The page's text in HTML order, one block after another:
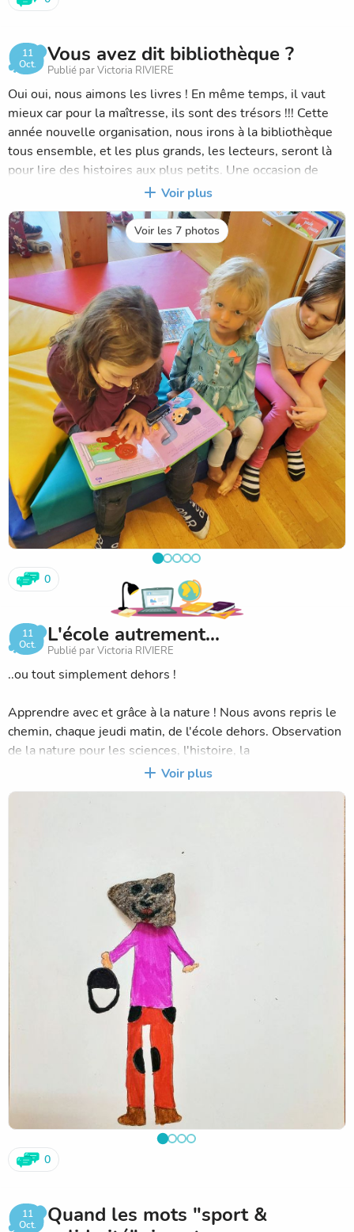
11
Oct.
Vous avez dit bibliothèque ?
Publié par Victoria RIVIERE
Oui oui, nous aimons les livres ! En même temps, il vaut
mieux car pour la maîtresse, ils sont des trésors !!! Cette
année nouvelle organisation, nous irons à la bibliothèque
tous ensemble, et les plus grands, les lecteurs, seront là
pour lire des histoires aux plus petits. Une occasion de
travailler la lecture à voix haute.
Puis des fois, la maîtresse, nous organisera une activité
particulière autour des livres ou d'un livre en particulier.
Mais surprise ! Nous vous en dirons plus à l'occasion.
Voir plus
Voir les 7 photos
0
11
Oct.
L'école autrement...
Publié par Victoria RIVIERE
..ou tout simplement dehors !
Apprendre avec et grâce à la nature ! Nous avons repris le
chemin, chaque jeudi matin, de l'école dehors. Observation
de la nature pour les sciences, l'histoire, la
géographie...mais aussi pour les maths et le français. Ecrire
au sol, avec des éléments naturels...tellement de
Voir plus
0
11
Oct.
Quand les mots "sport &